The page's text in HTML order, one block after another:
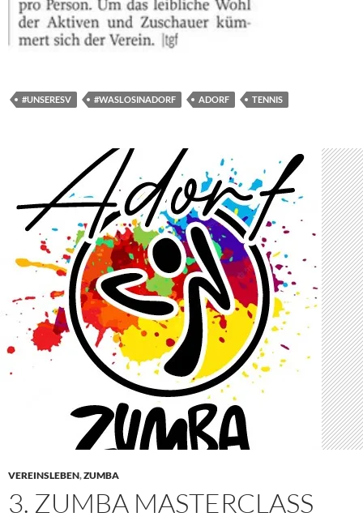
#UNSERESV #WASLOSINADORF ADORF TENNIS
VEREINSLEBEN,ZUMBA
3. ZUMBA MASTERCLASS